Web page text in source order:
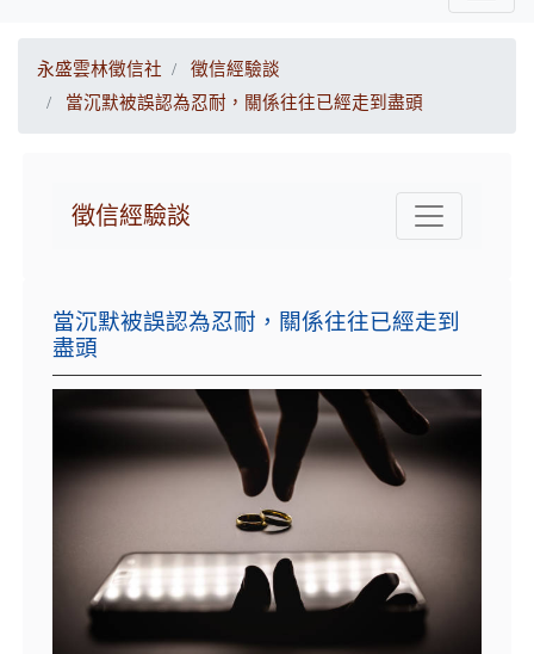
永盛雲林徵信社
徵信經驗談
當沉默被誤認為忍耐，關係往往已經走到盡頭
徵信經驗談
當沉默被誤認為忍耐，關係往往已經走到
盡頭